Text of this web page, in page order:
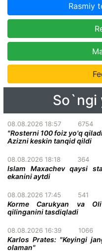
Rasmiy
So`ngi
08.08.2026 18:57 6754
"Rosterni 100 foiz yo'q
Azizni keskin tanqid qildi
08.08.2026 18:18 364
Islam Maxachev qaysi
ekanini aytdi
08.08.2026 17:45 541
Korme Carukyan va
qilinganini tasdiqladi
08.08.2026 16:39 1066
Karlos Prates: "Keyingi
olaman"